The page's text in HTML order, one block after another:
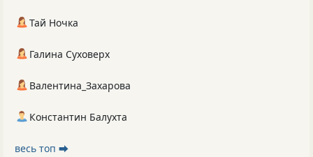
Тай Ночка
Галина Суховерх
Валентина_Захарова
Константин Балухта
весь топ ⮕